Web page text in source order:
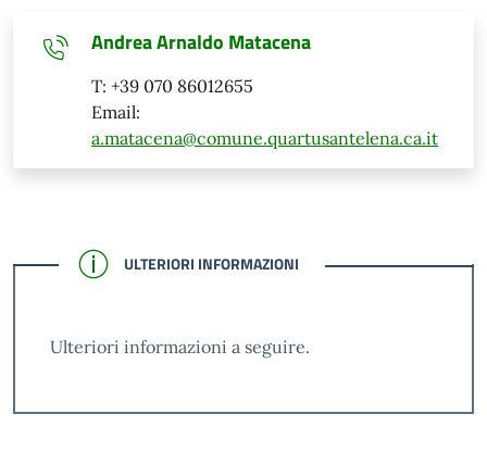
Andrea Arnaldo Matacena
T: +39 070 86012655
Email:
a.matacena@comune.quartusantelena.ca.it
CONFERMATO
ULTERIORI INFORMAZIONI
Ulteriori informazioni a seguire.